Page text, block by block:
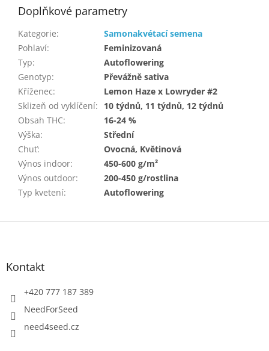
Doplňkové parametry
Kategorie:
Samonakvétací semena
Pohlaví:
Feminizovaná
Typ:
Autoflowering
Genotyp:
Převážně sativa
Kříženec:
Lemon Haze x Lowryder #2
Sklizeň od vyklíčení:
10 týdnů, 11 týdnů, 12 týdnů
Obsah THC:
16-24 %
Výška:
Střední
Chuť:
Ovocná, Květinová
Výnos indoor:
450-600 g/m²
Výnos outdoor:
200-450 g/rostlina
Typ kvetení: Autoflowering
Z
Kontakt
+420 777 187 389
NeedForSeed
need4seed.cz